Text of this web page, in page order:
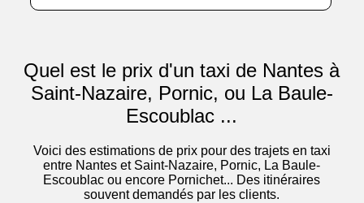
Quel est le prix d'un taxi de Nantes à
Saint-Nazaire, Pornic, ou La Baule-
Escoublac ...
Voici des estimations de prix pour des trajets en taxi
entre Nantes et Saint-Nazaire, Pornic, La Baule-
Escoublac ou encore Pornichet... Des itinéraires
souvent demandés par les clients.